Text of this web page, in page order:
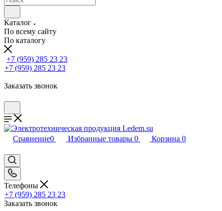
Каталог
По всему сайту
По каталогу
+7 (959) 285 23 23
+7 (959) 285 23 23
Заказать звонок
Сравнение0 Избранные товары 0 Корзина 0
Телефоны
+7 (959) 285 23 23
Заказать звонок